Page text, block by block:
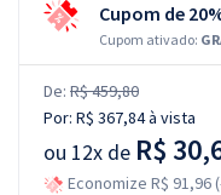
Cupom de
Cupom ativado:
De: R$ 459,80
Por: R$ 367,84à vista
ou 12x de R$
Economize R$ 91,96